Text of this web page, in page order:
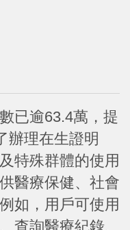
已逾63.4萬，提
辦理在生證明
特殊群體的使用
醫療保健、社會
如，用戶可使用
查詢醫療紀錄、